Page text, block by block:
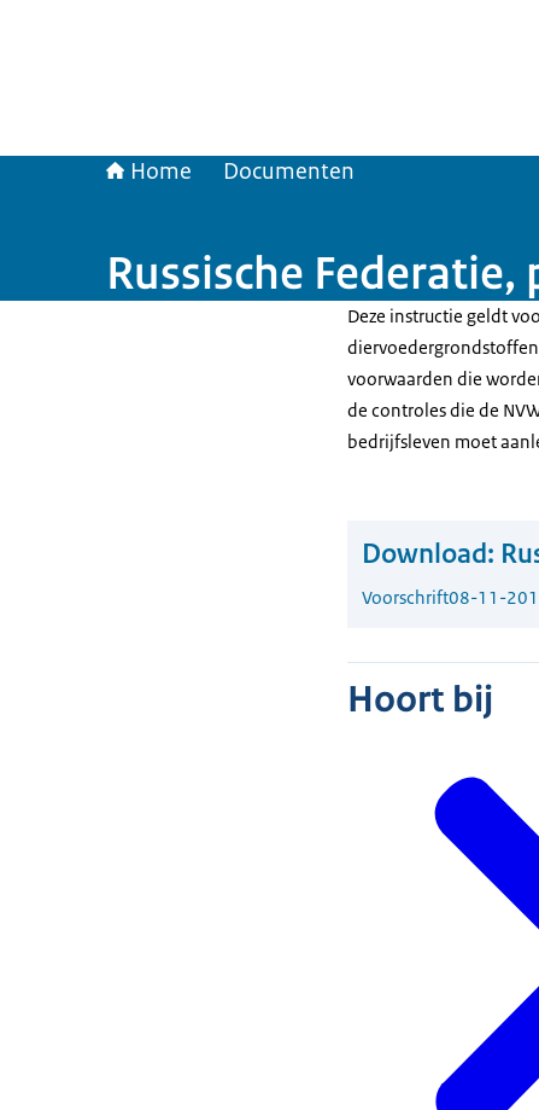
Home Documenten
Russische
Deze instructie geldt
diervoedergrondstoffen
voorwaarden die
de controles die de
bedrijfsleven moet
Download:
Voorschrift08-11-
Hoort bij